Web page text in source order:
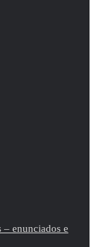
– enunciados e